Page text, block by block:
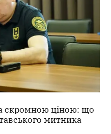
скромною ціною: що
митника